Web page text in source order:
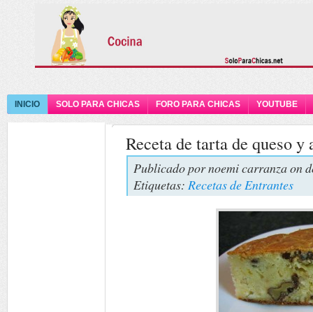
INICIO SOLO PARA CHICAS FORO PARA CHICAS YOUTUBE
Receta de tarta de queso y
Publicado pornoemi carranzaon
Etiquetas: Recetas de Entrantes